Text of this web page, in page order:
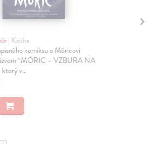
| Kniha
komiksu o Móricovi
“MÓRIC – VZBURA NA
v...